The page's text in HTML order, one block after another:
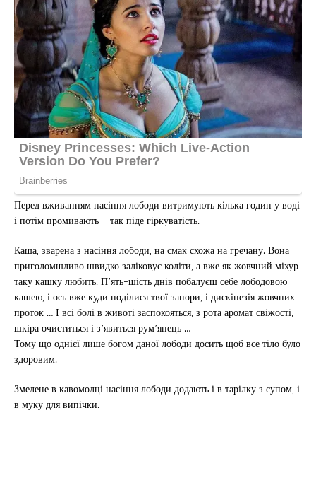
Перед вживанням насіння лободи витримують кілька годин у воді
і потім промивають – так піде гіркуватість.
Каша, зварена з насіння лободи, на смак схожа на гречану. Вона
приголомшливо швидко заліковує коліти, а вже як жовчний міхур
таку кашку любить. П’ять-шість днів побалуєш себе лободовою
кашею, і ось вже куди поділися твої запори, і дискінезія жовчних
проток … І всі болі в животі заспокояться, з рота аромат свіжості,
шкіра очиститься і з’явиться рум’янець …
Тому що однієї лише богом даної лободи досить щоб все тіло було
здоровим.
Змелене в кавомолці насіння лободи додають і в тарілку з супом, і
в муку для випічки.